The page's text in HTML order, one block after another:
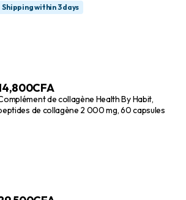
Shipping within 3 days
CFA
de collagène Health By Habit,
de collagène 2 000 mg, 60 capsules